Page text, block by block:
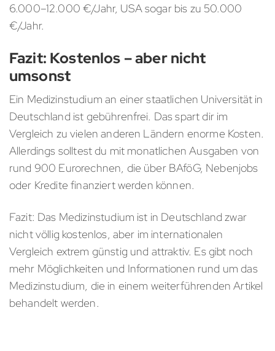
6.000–12.000 €/Jahr, USA sogar bis zu 50.000
€/Jahr.
Fazit: Kostenlos – aber nicht
umsonst
Ein Medizinstudium an einer staatlichen Universität in
Deutschland ist gebührenfrei. Das spart dir im
Vergleich zu vielen anderen Ländern enorme Kosten.
Allerdings solltest du mit monatlichen Ausgaben von
rund 900 Eurorechnen, die über BAföG, Nebenjobs
oder Kredite finanziert werden können.
Fazit: Das Medizinstudium ist in Deutschland zwar
nicht völlig kostenlos, aber im internationalen
Vergleich extrem günstig und attraktiv. Es gibt noch
mehr Möglichkeiten und Informationen rund um das
Medizinstudium, die in einem weiterführenden Artikel
behandelt werden.